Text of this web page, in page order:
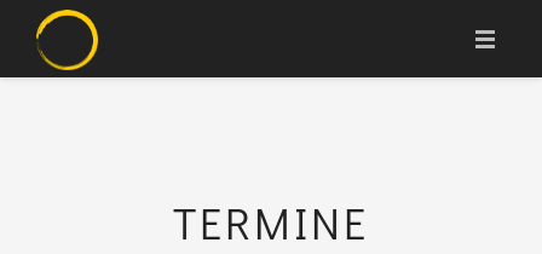
TERMINE